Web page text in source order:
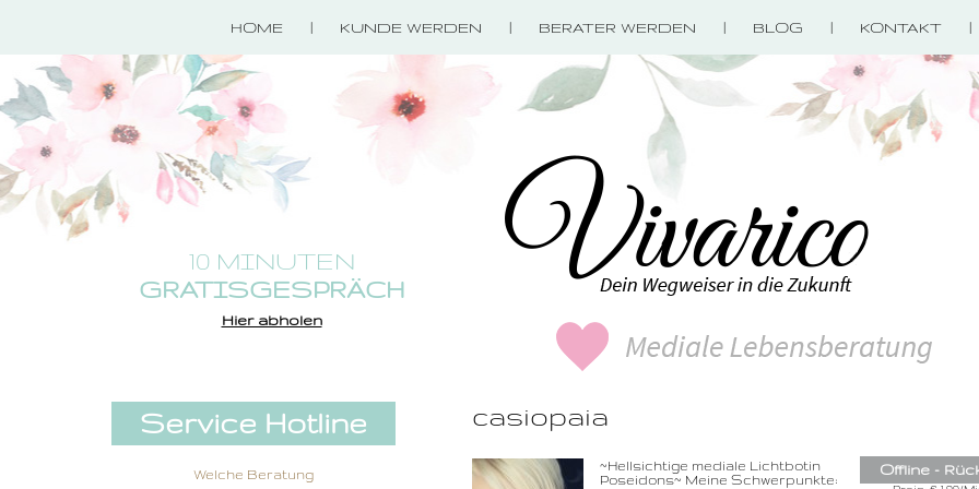
HOME KUNDE WERDEN BERATER WERDEN BLOG KONTAKT
10 MINUTEN
GRATISGESPRÄCH
Hier abholen
Service Hotline
Welche Beratung
casiopaia
~Hellsichtige mediale Lichtbotin
Poseidons~ Meine Schwerpunkte:
Offline -
0900-3 000 468
1,49 €/Min. inkl.